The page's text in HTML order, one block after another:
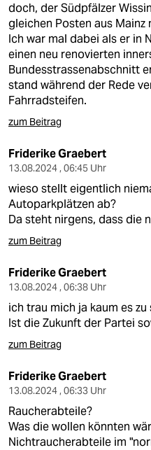
doch, der Südpfälzer
gleichen Posten aus Mainz
Ich war mal dabei als er in
einen neu renovierten
Bundesstrassenabschnitt
stand während der Rede
Fahrradsteifen.
zum Beitrag
Friderike Graebert
13.08.2024 , 06:45 Uhr
wieso stellt eigentlich
Autoparkplätzen ab?
Da steht nirgens, dass die
zum Beitrag
Friderike Graebert
13.08.2024 , 06:38 Uhr
ich trau mich ja kaum es zu
Ist die Zukunft der Partei
zum Beitrag
Friderike Graebert
13.08.2024 , 06:33 Uhr
Raucherabteile?
Was die wollen könnten
Nichtraucherabteile im